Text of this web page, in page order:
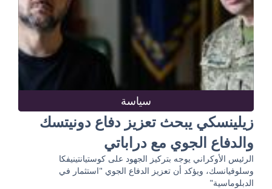
سياسة
زيلينسكي يبحث تعزيز دفاع دونيتسك
والدفاع الجوي مع دراباتي
الرئيس الأوكراني يوجه بتركيز الجهود على كوستيانتينيفكا
وسلوفيانسك، ويؤكد أن تعزيز الدفاع الجوي "استثمار في
الدبلوماسية"